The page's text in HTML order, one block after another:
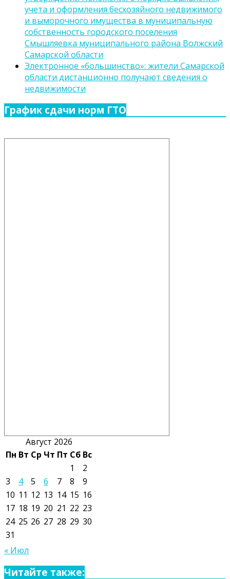
учета и оформления бесхозяйного недвижимого
и выморочного имущества в муниципальную
собственность городского поселения
Смышляевка муниципального района Волжский
Самарской области
Электронное «большинство»: жители Самарской
области дистанционно получают сведения о
недвижимости
График сдачи норм ГТО
Август 2026
Пн Вт Ср Чт Пт Сб Вс
1
2
3
4 5 6 7 8
9
10 11 12 13 14 15 16
17 18 19 20 21 22 23
24 25 26 27 28 29 30
31
« Июл
Читайте также: